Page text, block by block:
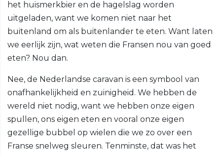
het huismerkbier en de hagelslag worden
uitgeladen, want we komen niet naar het
buitenland om als buitenlander te eten. Want laten
we eerlijk zijn, wat weten die Fransen nou van goed
eten? Nou dan.
Nee, de Nederlandse caravan is een symbool van
onafhankelijkheid en zuinigheid. We hebben de
wereld niet nodig, want we hebben onze eigen
spullen, ons eigen eten en vooral onze eigen
gezellige bubbel op wielen die we zo over een
Franse snelweg sleuren. Tenminste, dat was het